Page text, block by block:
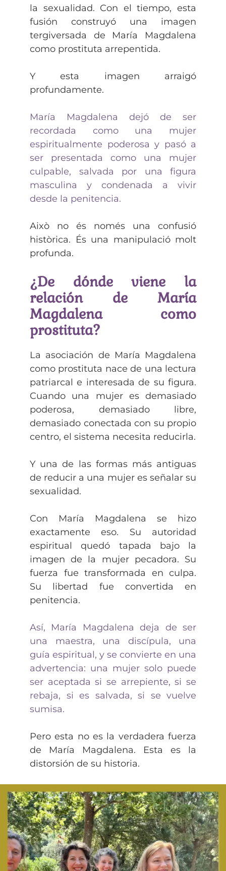
la sexualidad. Con el tiempo, esta
fusión construyó una imagen
tergiversada de María Magdalena
como prostituta arrepentida.
Y esta imagen arraigó
profundamente.
María Magdalena dejó de ser
recordada como una mujer
espiritualmente poderosa y pasó a
ser presentada como una mujer
culpable, salvada por una figura
masculina y condenada a vivir
desde la penitencia.
Això no és només una confusió
històrica. És una manipulació molt
profunda.
¿De dónde viene la
relación de María
Magdalena como
prostituta?
La asociación de María Magdalena
como prostituta nace de una lectura
patriarcal e interesada de su figura.
Cuando una mujer es demasiado
poderosa, demasiado libre,
demasiado conectada con su propio
centro, el sistema necesita reducirla.
Y una de las formas más antiguas
de reducir a una mujer es señalar su
sexualidad.
Con María Magdalena se hizo
exactamente eso. Su autoridad
espiritual quedó tapada bajo la
imagen de la mujer pecadora. Su
fuerza fue transformada en culpa.
Su libertad fue convertida en
penitencia.
Así, María Magdalena deja de ser
una maestra, una discípula, una
guía espiritual, y se convierte en una
advertencia: una mujer solo puede
ser aceptada si se arrepiente, si se
rebaja, si es salvada, si se vuelve
sumisa.
Pero esta no es la verdadera fuerza
de María Magdalena. Esta es la
distorsión de su historia.